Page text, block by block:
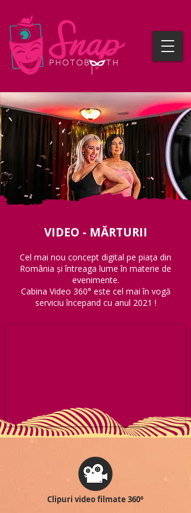
VIDEO - MĂRTURII
Cel mai nou concept digital pe piața din
România și întreaga lume în materie de
evenimente.
Cabina Video 360° este cel mai în vogă
serviciu începand cu anul 2021 !
Clipuri video filmate 360°